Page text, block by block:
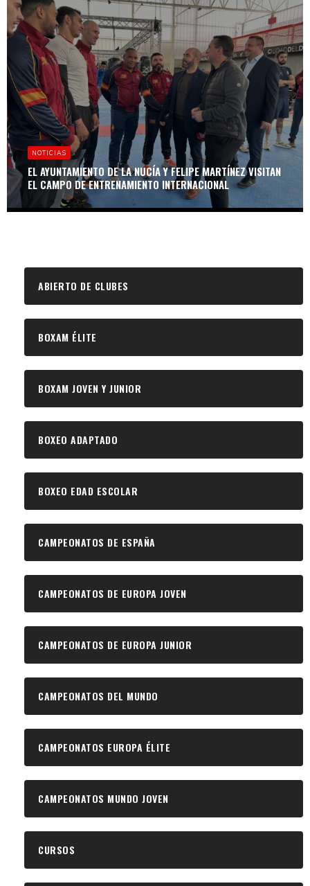
NOTICIAS
EL AYUNTAMIENTO DE LA NUCÍA Y FELIPE MARTÍNEZ VISITAN
EL CAMPO DE ENTRENAMIENTO INTERNACIONAL
ABIERTO DE CLUBES
BOXAM ÉLITE
BOXAM JOVEN Y JUNIOR
BOXEO ADAPTADO
BOXEO EDAD ESCOLAR
CAMPEONATOS DE ESPAÑA
CAMPEONATOS DE EUROPA JOVEN
CAMPEONATOS DE EUROPA JUNIOR
CAMPEONATOS DEL MUNDO
CAMPEONATOS EUROPA ÉLITE
CAMPEONATOS MUNDO JOVEN
CURSOS